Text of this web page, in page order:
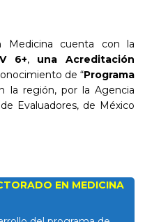
Medicina cuenta con la
6+, una Acreditación
de “Programa
la región, por la Agencia
Evaluadores, de México
EN MEDICINA